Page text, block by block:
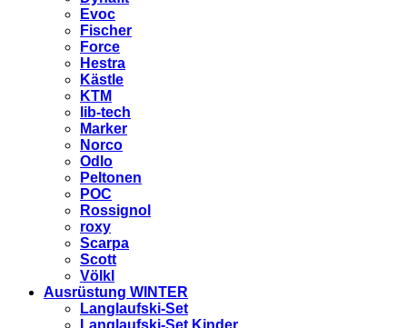
Evoc
Fischer
Force
Hestra
Kästle
KTM
lib-tech
Marker
Norco
Odlo
Peltonen
POC
Rossignol
roxy
Scarpa
Scott
Völkl
Ausrüstung WINTER
Langlaufski-Set